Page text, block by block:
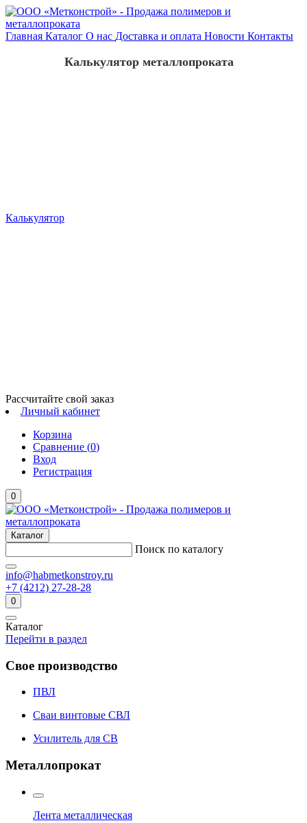
Главная Каталог О нас Доставка и оплата Новости Контакты
Калькулятор
Калькулятор металлопроката
Рассчитайте свой заказ
Личный кабинет
Корзина
Сравнение (0)
Вход
Регистрация
0
Каталог
Поиск по каталогу
info@habmetkonstroy.ru
+7 (4212) 27-28-28
0
Каталог
Перейти в раздел
Свое производство
ПВЛ
Сваи винтовые СВЛ
Усилитель для СВ
Металлопрокат
Лента металлическая